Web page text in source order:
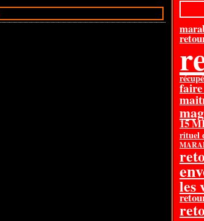
15
rituel
les